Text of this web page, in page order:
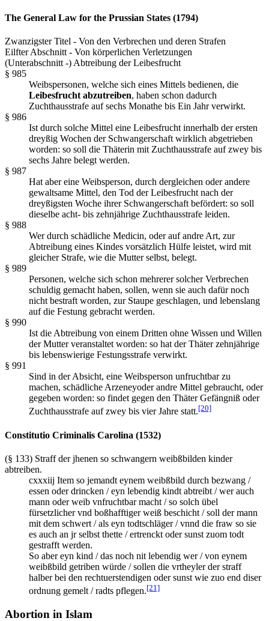
The General Law for the Prussian States (1794)
Zwanzigster Titel - Von den Verbrechen und deren Strafen
Eilfter Abschnitt - Von körperlichen Verletzungen
(Unterabschnitt -) Abtreibung der Leibesfrucht
§ 985
Weibspersonen, welche sich eines Mittels bedienen, die
Leibesfrucht abzutreiben, haben schon dadurch
Zuchthausstrafe auf sechs Monathe bis Ein Jahr verwirkt.
§ 986
Ist durch solche Mittel eine Leibesfrucht innerhalb der ersten
dreyßig Wochen der Schwangerschaft wirklich abgetrieben
worden: so soll die Thäterin mit Zuchthausstrafe auf zwey bis
sechs Jahre belegt werden.
§ 987
Hat aber eine Weibsperson, durch dergleichen oder andere
gewaltsame Mittel, den Tod der Leibesfrucht nach der
dreyßigsten Woche ihrer Schwangerschaft befördert: so soll
dieselbe acht- bis zehnjährige Zuchthausstrafe leiden.
§ 988
Wer durch schädliche Medicin, oder auf andre Art, zur
Abtreibung eines Kindes vorsätzlich Hülfe leistet, wird mit
gleicher Strafe, wie die Mutter selbst, belegt.
§ 989
Personen, welche sich schon mehrerer solcher Verbrechen
schuldig gemacht haben, sollen, wenn sie auch dafür noch
nicht bestraft worden, zur Staupe geschlagen, und lebenslang
auf die Festung gebracht werden.
§ 990
Ist die Abtreibung von einem Dritten ohne Wissen und Willen
der Mutter veranstaltet worden: so hat der Thäter zehnjährige
bis lebenswierige Festungsstrafe verwirkt.
§ 991
Sind in der Absicht, eine Weibsperson unfruchtbar zu
machen, schädliche Arzeneyoder andre Mittel gebraucht, oder
gegeben worden: so findet gegen den Thäter Gefängniß oder
Zuchthausstrafe auf zwey bis vier Jahre statt.[20]
Constitutio Criminalis Carolina (1532)
(§ 133) Straff der jhenen so schwangern weibßbilden kinder
abtreiben.
cxxxiij Item so jemandt eynem weibßbild durch bezwang /
essen oder drincken / eyn lebendig kindt abtreibt / wer auch
mann oder weib vnfruchtbar macht / so solch übel
fürsetzlicher vnd boßhafftiger weiß beschicht / soll der mann
mit dem schwert / als eyn todtschläger / vnnd die fraw so sie
es auch an jr selbst thette / ertrenckt oder sunst zuom todt
gestrafft werden.
So aber eyn kind / das noch nit lebendig wer / von eynem
weibßbild getriben würde / sollen die vrtheyler der straff
halber bei den rechtuerstendigen oder sunst wie zuo end diser
ordnung gemelt / radts pflegen.[21]
Abortion in Islam